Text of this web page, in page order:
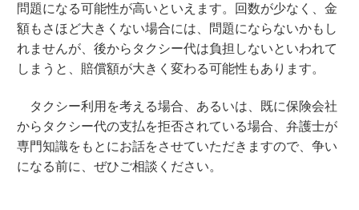
問題になる可能性が高いといえます。回数が少なく、金
額もさほど大きくない場合には、問題にならないかもし
れませんが、後からタクシー代は負担しないといわれて
しまうと、賠償額が大きく変わる可能性もあります。
タクシー利用を考える場合、あるいは、既に保険会社
からタクシー代の支払を拒否されている場合、弁護士が
専門知識をもとにお話をさせていただきますので、争い
になる前に、ぜひご相談ください。